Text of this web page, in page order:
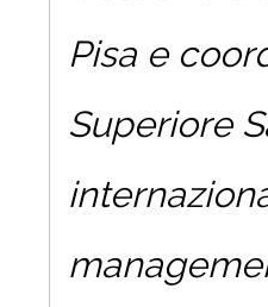
Pisa e
Superiore